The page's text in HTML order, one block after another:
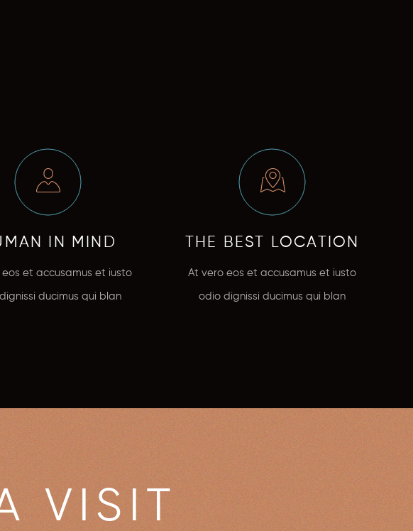
IN MIND
eos et accusamus et iusto
ducimus qui blan
THE BEST LOCATION
At vero eos et accusamus et iusto
odio dignissi ducimus qui blan
VISIT